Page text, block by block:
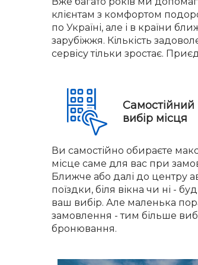
клієнтам з комфортом
по Україні, але і в країни
зарубіжжя. Кількість
сервісу тільки зростає.
Самостійний
вибір місця
Ви самостійно обираєте
місце саме для вас при
Ближче або далі до центру
поїздки, біля вікна чи ні -
ваш вибір. Але маленька
замовлення - тим більше
бронювання.